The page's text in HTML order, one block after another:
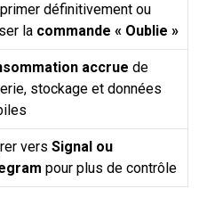
définitivement ou
la commande « Oublie »
accrue de
stockage et données
vers Signal ou
pour plus de contrôle